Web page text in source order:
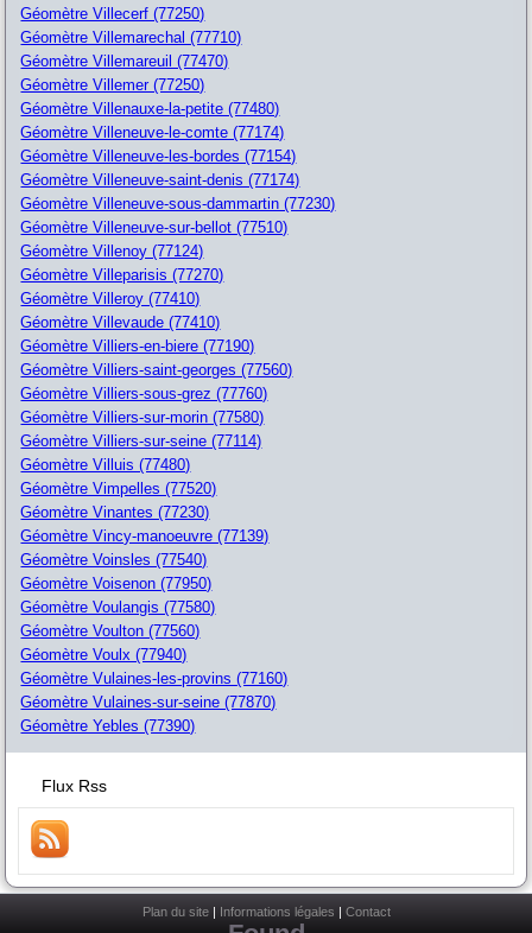
Géomètre Villecerf (77250)
Géomètre Villemarechal (77710)
Géomètre Villemareuil (77470)
Géomètre Villemer (77250)
Géomètre Villenauxe-la-petite (77480)
Géomètre Villeneuve-le-comte (77174)
Géomètre Villeneuve-les-bordes (77154)
Géomètre Villeneuve-saint-denis (77174)
Géomètre Villeneuve-sous-dammartin (77230)
Géomètre Villeneuve-sur-bellot (77510)
Géomètre Villenoy (77124)
Géomètre Villeparisis (77270)
Géomètre Villeroy (77410)
Géomètre Villevaude (77410)
Géomètre Villiers-en-biere (77190)
Géomètre Villiers-saint-georges (77560)
Géomètre Villiers-sous-grez (77760)
Géomètre Villiers-sur-morin (77580)
Géomètre Villiers-sur-seine (77114)
Géomètre Villuis (77480)
Géomètre Vimpelles (77520)
Géomètre Vinantes (77230)
Géomètre Vincy-manoeuvre (77139)
Géomètre Voinsles (77540)
Géomètre Voisenon (77950)
Géomètre Voulangis (77580)
Géomètre Voulton (77560)
Géomètre Voulx (77940)
Géomètre Vulaines-les-provins (77160)
Géomètre Vulaines-sur-seine (77870)
Géomètre Yebles (77390)
Flux Rss
Plan du site| Informations légales Contact